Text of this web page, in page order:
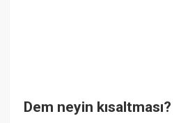
Dem neyin kısaltması?